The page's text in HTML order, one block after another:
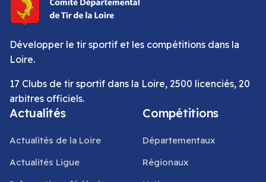
Développer le tir sportif et les compétitions dans la
Loire.
17 Clubs de tir sportif dans la Loire, 2500 licenciés, 20
arbitres officiels.
Actualités
Actualités de la Loire
Actualités Ligue
Compétitions
Départementaux
Régionaux